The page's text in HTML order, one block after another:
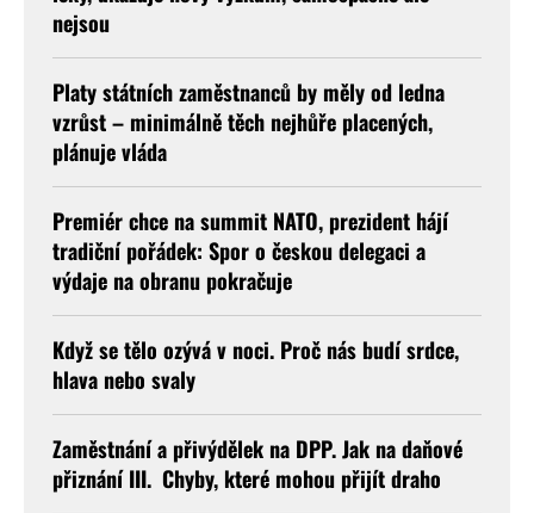
nejsou
Platy státních zaměstnanců by měly od ledna
vzrůst – minimálně těch nejhůře placených,
plánuje vláda
Premiér chce na summit NATO, prezident hájí
tradiční pořádek: Spor o českou delegaci a
výdaje na obranu pokračuje
Když se tělo ozývá v noci. Proč nás budí srdce,
hlava nebo svaly
Zaměstnání a přivýdělek na DPP. Jak na daňové
přiznání III. Chyby, které mohou přijít draho